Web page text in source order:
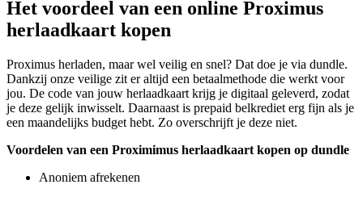
Het voordeel van een online Proximus
herlaadkaart kopen
Proximus herladen, maar wel veilig en snel? Dat doe je via dundle.
Dankzij onze veilige zit er altijd een betaalmethode die werkt voor
jou. De code van jouw herlaadkaart krijg je digitaal geleverd, zodat
je deze gelijk inwisselt. Daarnaast is prepaid belkrediet erg fijn als je
een maandelijks budget hebt. Zo overschrijft je deze niet.
Voordelen van een Proximimus herlaadkaart kopen op dundle
Anoniem afrekenen